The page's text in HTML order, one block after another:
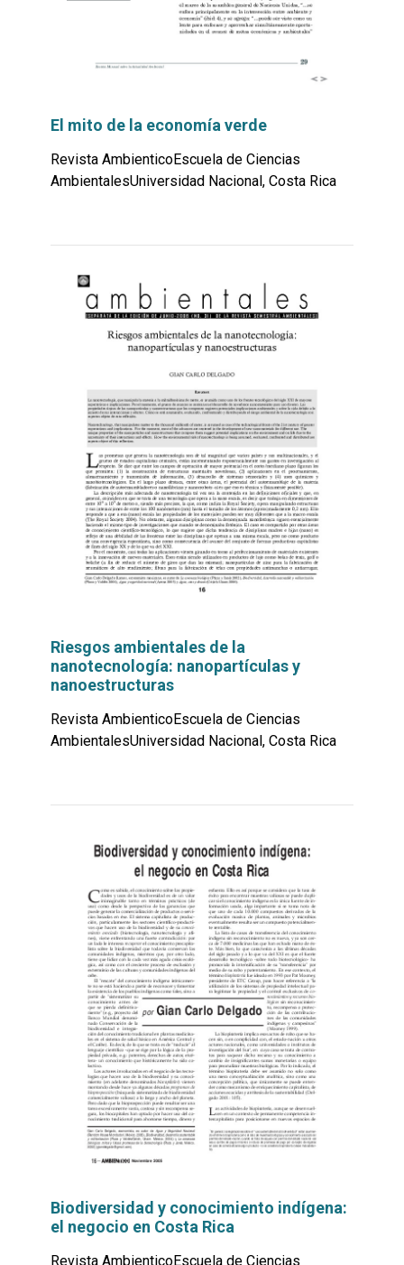
El mito de la economía verde
Revista AmbienticoEscuela de Ciencias
AmbientalesUniversidad Nacional, Costa Rica
Riesgos ambientales de la
nanotecnología: nanopartículas y
nanoestructuras
Revista AmbienticoEscuela de Ciencias
AmbientalesUniversidad Nacional, Costa Rica
Biodiversidad y conocimiento indígena:
el negocio en Costa Rica
Revista AmbienticoEscuela de Ciencias